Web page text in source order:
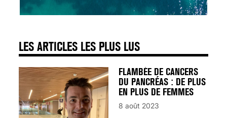
LES ARTICLES LES PLUS LUS
25 août 2024
FLAMBÉE DE CANCERS
DU PANCRÉAS : DE PLUS
EN PLUS DE FEMMES
8 août 2023